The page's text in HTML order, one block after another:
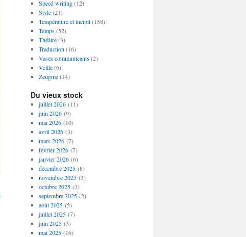
Speed writing(12)
Style(21)
Température et incipit(158)
Temps(52)
Théâtre(3)
Traduction (16)
Vases communicants(2)
Veille(6)
Zeugme(14)
Du vieux stock
juillet 2026(11)
juin 2026(9)
mai 2026(10)
avril 2026(3)
mars 2026(7)
février 2026(7)
janvier 2026(6)
décembre 2025(8)
novembre 2025(3)
octobre 2025(3)
septembre 2025(2)
août 2025(5)
juillet 2025(7)
juin 2025(3)
mai 2025(16)